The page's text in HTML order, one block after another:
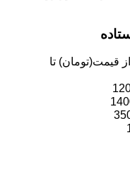
به روز رسانی سال 1400 ) از قیمت(تومان) تا